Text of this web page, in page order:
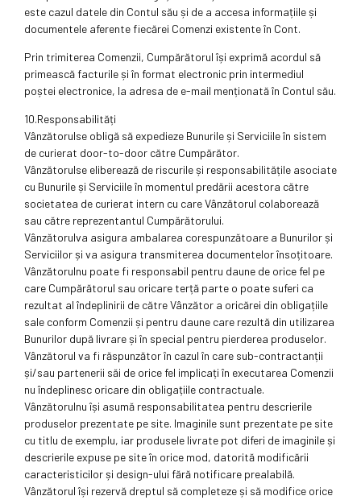
este cazul datele din Contul său și de a accesa informațiile și
documentele aferente fiecărei Comenzi existente în Cont.
Prin trimiterea Comenzii, Cumpărătorul își exprimă acordul să
primească facturile și în format electronic prin intermediul
poștei electronice, la adresa de e-mail menționată în Contul său.
10.Responsabilități
Vânzătorulse obligă să expedieze Bunurile și Serviciile în sistem
de curierat door-to-door către Cumpărător.
Vânzătorulse eliberează de riscurile și responsabilitățile asociate
cu Bunurile și Serviciile în momentul predării acestora către
societatea de curierat intern cu care Vânzătorul colaborează
sau către reprezentantul Cumpărătorului.
Vânzătorulva asigura ambalarea corespunzătoare a Bunurilor și
Serviciilor și va asigura transmiterea documentelor însoțitoare.
Vânzătorulnu poate fi responsabil pentru daune de orice fel pe
care Cumpărătorul sau oricare terță parte o poate suferi ca
rezultat al îndeplinirii de către Vânzător a oricărei din obligațiile
sale conform Comenzii și pentru daune care rezultă din utilizarea
Bunurilor după livrare și în special pentru pierderea produselor.
Vânzătorul va fi răspunzător în cazul în care sub-contractanții
și/sau partenerii săi de orice fel implicați în executarea Comenzii
nu îndeplinesc oricare din obligațiile contractuale.
Vânzătorulnu își asumă responsabilitatea pentru descrierile
produselor prezentate pe site. Imaginile sunt prezentate pe site
cu titlu de exemplu, iar produsele livrate pot diferi de imaginile și
descrierile expuse pe site în orice mod, datorită modificării
caracteristicilor și design-ului fără notificare prealabilă.
Vânzătorul își rezervă dreptul să completeze și să modifice orice